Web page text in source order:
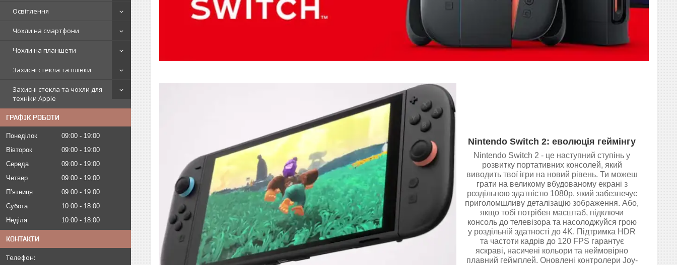
Освітлення
Чохли на смартфони
Чохли на планшети
Захисні стекла та плівки
Захисні стекла та чохли для
техніки Apple
ГРАФІК РОБОТИ
Понеділок 09:00
19:00
Вівторок
09:00
19:00
Середа
09:00
19:00
Четвер
09:00
19:00
Пʼятниця
09:00
19:00
Субота
10:00
18:00
Неділя
10:00 18:00
КОНТАКТИ
Nintendo Switch 2: еволюція геймінгу
Nintendo Switch 2 - це наступний ступінь у
розвитку портативних консолей, який
виводить твої ігри на новий рівень. Ти можеш
грати на великому вбудованому екрані з
роздільною здатністю 1080p, який забезпечує
приголомшливу деталізацію зображення. Або,
якщо тобі потрібен масштаб, підключи
консоль до телевізора та насолоджуйся грою
у роздільній здатності до 4K. Підтримка HDR
та частоти кадрів до 120 FPS гарантує
яскраві, насичені кольори та неймовірно
плавний геймплей. Оновлені контролери Joy-